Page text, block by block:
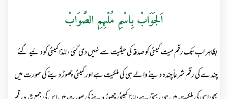
اَلجَوَابْ بِاسْمِ مُلْہِمِ الصَّوَابْ
بظاہر اب تک رقم میت کمیٹی کو صدقہ کی حیثیت سے نہیں دی گئی، لہٰذا کمیٹی کو دئیے گئے
چندے کی رقم شرعاً چندہ دینے والے ہی کی ملکیت ہے اور کمیٹی چھوڑ دینے کی صورت میں